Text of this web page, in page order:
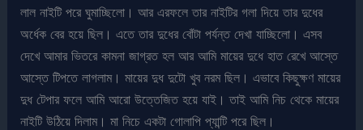
লাল নাইটি পরে ঘুমাচ্ছিলো। আর এরফলে তার নাইটির গলা দিয়ে তার দুধের
অর্ধেক বের হয়ে ছিল। এতে তার দুধের বোঁটা পর্যন্ত দেখা যাচ্ছিলো। এসব
দেখে আমার ভিতরে কামনা জাগ্রত হল আর আমি মায়ের দুধে হাত রেখে আস্তে
আস্তে টিপতে লাগলাম। মায়ের দুধ দুটো খুব নরম ছিল। এভাবে কিছুক্ষণ মায়ের
দুধ টেপার ফলে আমি আরো উত্তেজিত হয়ে যাই। তাই আমি নিচ থেকে মায়ের
নাইটি উঠিয়ে দিলাম। মা নিচে একটা গোলাপি প্যান্টি পরে ছিল।